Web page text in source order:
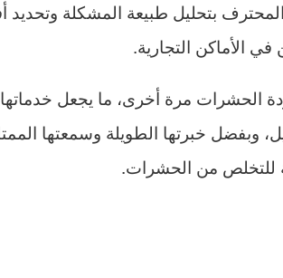
بتحليل طبيعة المشكلة
الأماكن التجارية.
الحشرات مرة أخرى، ما يجعل
وبفضل خبرتها الطويلة وسمعتها
للتخلص من الحشرات.